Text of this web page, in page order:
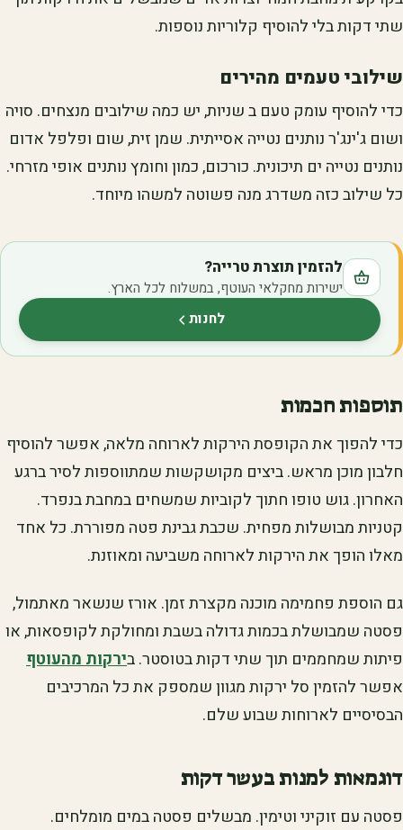
שתי דקות בלי להוסיף קלוריות נוספות.
שילובי טעמים מהירים
כדי להוסיף עומק טעם ב שניות, יש כמה שילובים מנצחים. סויה
ושום ג'ינג'ר נותנים נטייה אסייתית. שמן זית, שום ופלפל אדום
נותנים נטייה ים תיכונית. כורכום, כמון וחומץ נותנים אופי מזרחי.
כל שילוב כזה משדרג מנה פשוטה למשהו מיוחד.
להזמין תוצרת טרייה?
ישירות מחקלאי העוטף, במשלוח לכל הארץ.
לחנות(נפתח בלשונית חדשה)
תוספות חכמות
כדי להפוך את הקופסת הירקות לארוחה מלאה, אפשר להוסיף
חלבון מוכן מראש. ביצים מקושקשות שמתווספות לסיר ברגע
האחרון. גוש טופו חתוך לקוביות שמשחים במחבת בנפרד.
קטניות מבושלות מפחית. שכבת גבינת פטה מפוררת. כל אחד
מאלו הופך את הירקות לארוחה משביעה ומאוזנת.
גם הוספת פחמימה מוכנה מקצרת זמן. אורז שנשאר מאתמול,
פסטה שמבושלת בכמות גדולה בשבת ומחולקת לקופסאות, או
פיתות שמחממים תוך שתי דקות בטוסטר. בירקות מהעוטף
אפשר להזמין סל ירקות מגוון שמספק את כל המרכיבים
הבסיסיים לארוחות שבוע שלם.
דוגמאות למנות בעשר דקות
פסטה עם זוקיני וטימין. מבשלים פסטה במים מומלחים.